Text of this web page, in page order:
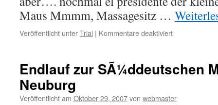
Maus Mmmm, Massagesitz …
Veröffentlicht unterTrial | Kommentare deaktiviertfür
Mercedes
Endlauf zur SÃ¼ddeutschen
Neuburg
Veröffentlicht am Oktober 29, 2007von webmaster